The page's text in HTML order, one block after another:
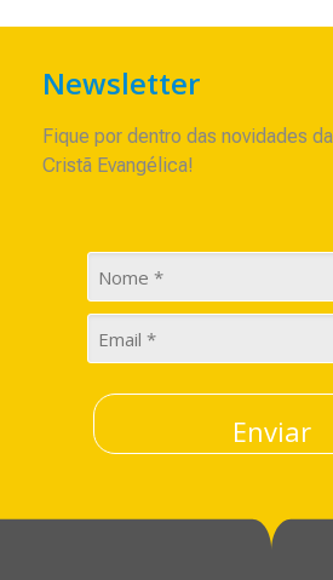
Newsletter
Fique por dentro das novidades
Cristã Evangélica!
Enviar